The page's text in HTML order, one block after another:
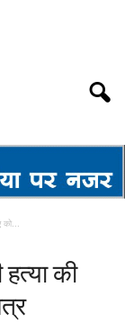
को...
की